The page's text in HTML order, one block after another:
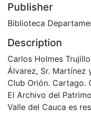
Publisher
Biblioteca
Description
Carlos Holmes
Álvarez, Sr. Martínez
Club Orión. Cartago.
El Archivo del
Valle del Cauca es